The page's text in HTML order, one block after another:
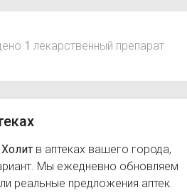
1 лекарственный препарат
Холит в аптеках вашего города,
Мы ежедневно обновляем
реальные предложения аптек.